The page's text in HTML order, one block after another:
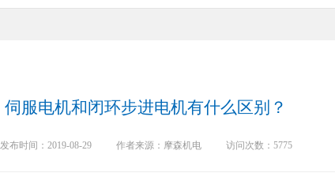
伺服电机和闭环步进电机有什么区别？
发布时间：2019-08-29 作者来源：摩森机电 访问次数：5775